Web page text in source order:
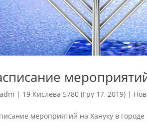
adm | 19 Кислева 5780 (Гру 17, 2019) |
мероприятий на Хануку в